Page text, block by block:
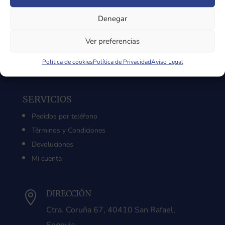
Denegar
Ver preferencias
Política de cookiesPolítica de PrivacidadAviso Legal
Sobre Nosotros
Política de Privacidad
SERVICIOS
Pedidos por teléfono
Términos y Condiciones
Devoluciones
Mi cuenta
 DIRECCIÓN
Ctra. Coruña 67, 40410 San Rafael,